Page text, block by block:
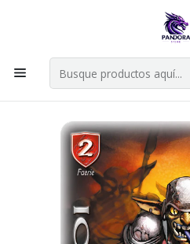
Por compras en cartas singles
Explorar
Inicio Juegos de cartas TCG
Singles Primer Bloque MYL